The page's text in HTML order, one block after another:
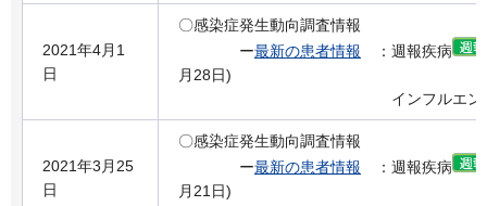
2021年4月1
日
〇感染症発生動向調査情報
ー最新の患者情報 ：週報疾病
月28日)
インフルエンザの流
2021年3月25
日
〇感染症発生動向調査情報
ー最新の患者情報 ：週報疾病
月21日)